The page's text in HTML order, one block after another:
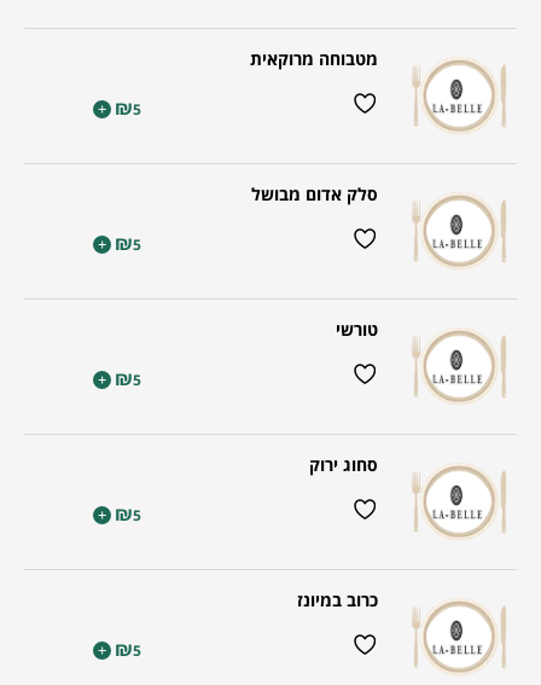
מטבוחה מרוקאית
₪5
+
סלק אדום מבושל
₪5
+
טורשי
₪5
+
סחוג ירוק
₪5
+
כרוב במיונז
₪5
+